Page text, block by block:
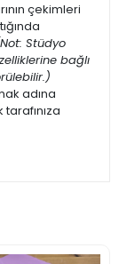
çekimleri
Stüdyo
bağlı
adına